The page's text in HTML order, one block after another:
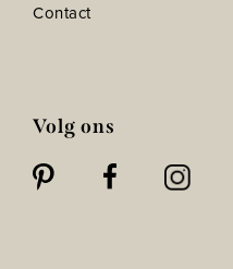
Contact
Volg ons